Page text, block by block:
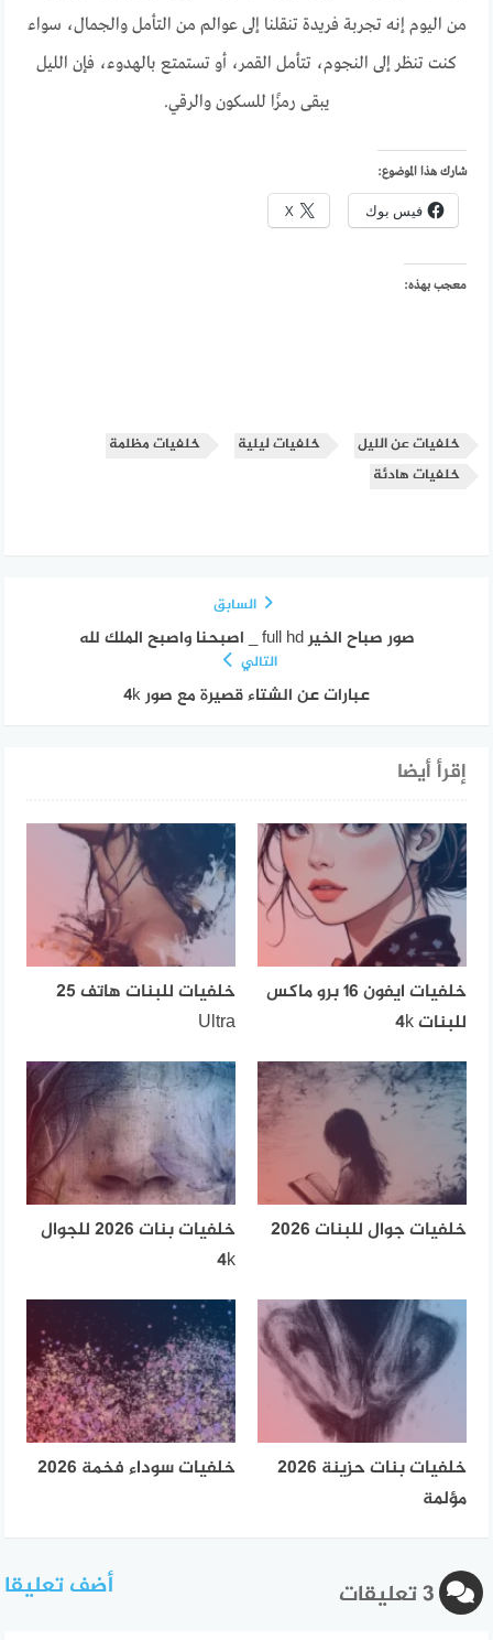
من اليوم إنه تجربة فريدة تنقلنا إلى عوالم من التأمل والجمال، سواء
كنت تنظر إلى النجوم، تتأمل القمر، أو تستمتع بالهدوء، فإن الليل
يبقى رمزًا للسكون والرقي.
شارك هذا الموضوع:
فيس بوك X
معجب بهذه:
خلفيات عن الليل خلفيات ليلية
خلفيات مظلمة
خلفيات هادئة
السابق
صور صباح الخير full hd _ اصبحنا واصبح الملك لله
التالي
عبارات عن الشتاء قصيرة مع صور 4k
إقرأ أيضا
خلفيات ايفون 16 برو ماكس
للبنات 4k
خلفيات للبنات هاتف 25
Ultra
خلفيات جوال للبنات 2026
خلفيات بنات 2026 للجوال
4k
خلفيات بنات حزينة 2026
مؤلمة
خلفيات سوداء فخمة 2026
3 تعليقات أضف تعليقا